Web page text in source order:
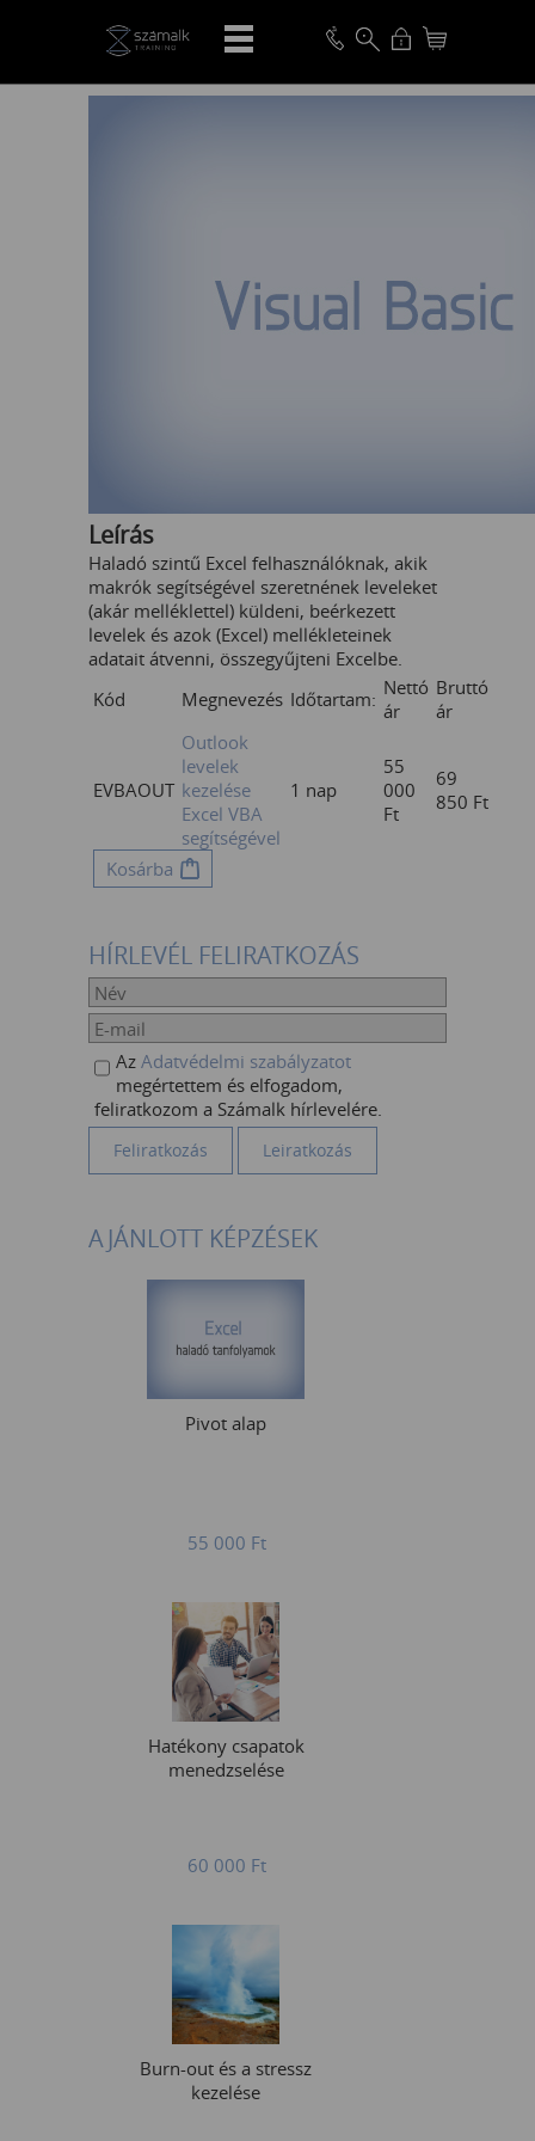
VISSZA
Leírás
Haladó szintű Excel felhasználóknak, akik
makrók segítségével szeretnének leveleket
(akár melléklettel) küldeni, beérkezett
levelek és azok (Excel) mellékleteinek
adatait átvenni, összegyűjteni Excelbe.
Kód
Megnevezés Időtartam: Nettó
ár
Bruttó
ár
EVBAOUT
Outlook
levelek
kezelése
Excel VBA
segítségével
1 nap
55
000
Ft
69
850 Ft
Kosárba
HÍRLEVÉL FELIRATKOZÁS
Az Adatvédelmi szabályzatot
megértettem és elfogadom,
feliratkozom a Számalk hírlevelére.
AJÁNLOTT KÉPZÉSEK
Pivot alap
55 000 Ft
Hatékony csapatok
menedzselése
60 000 Ft
Burn-out és a stressz
kezelése